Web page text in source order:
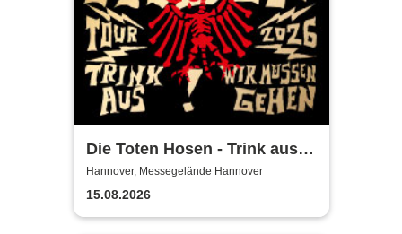
Die Toten Hosen - Trink aus!
Wir müssen gehen - Tour
2026
Hannover, Messegelände Hannover
15.08.2026